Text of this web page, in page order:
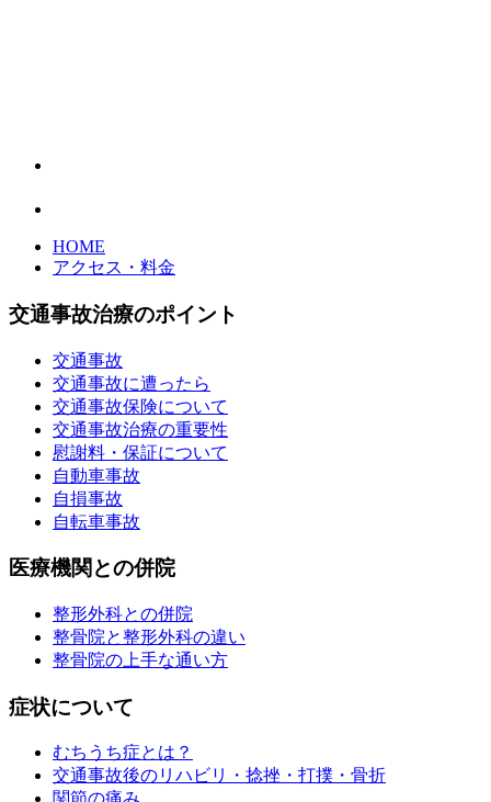
HOME
アクセス・料金
交通事故治療のポイント
交通事故
交通事故に遭ったら
交通事故保険について
交通事故治療の重要性
慰謝料・保証について
自動車事故
自損事故
自転車事故
医療機関との併院
整形外科との併院
整骨院と整形外科の違い
整骨院の上手な通い方
症状について
むちうち症とは？
交通事故後のリハビリ・捻挫・打撲・骨折